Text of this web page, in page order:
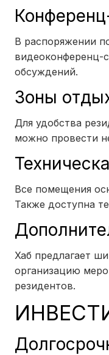
В распоряжении
видеоконференц-
обсуждений.
Зоны
Для удобства
можно провести
Все помещения
Также доступна
Хаб предлагает
организацию
резидентов.